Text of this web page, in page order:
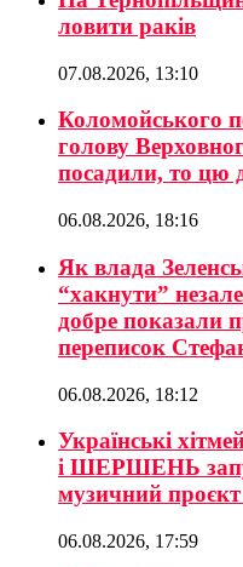
ловити раків
07.08.2026, 13:10
Коломойського
голову
посадили, то цю
06.08.2026, 18:16
Як влада
“хакнути”
добре показали
переписок
06.08.2026, 18:12
Українські
і ШЕРШЕНЬ
музичний
06.08.2026, 17:59